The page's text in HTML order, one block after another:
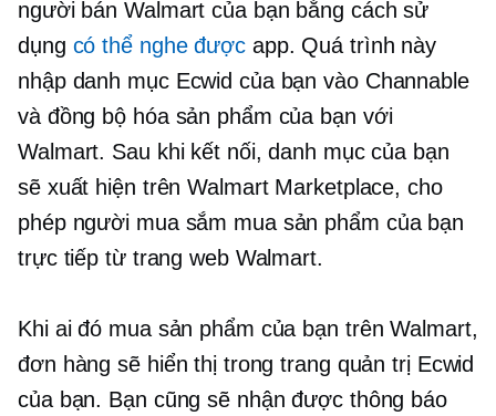
người bán Walmart của bạn bằng cách sử
dụng có thể nghe đượcapp. Quá trình này
nhập danh mục Ecwid của bạn vào Channable
và đồng bộ hóa sản phẩm của bạn với
Walmart. Sau khi kết nối, danh mục của bạn
sẽ xuất hiện trên Walmart Marketplace, cho
phép người mua sắm mua sản phẩm của bạn
trực tiếp từ trang web Walmart.
Khi ai đó mua sản phẩm của bạn trên Walmart,
đơn hàng sẽ hiển thị trong trang quản trị Ecwid
của bạn. Bạn cũng sẽ nhận được thông báo